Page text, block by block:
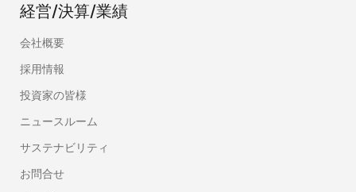
経営/決算/業績
会社概要
採用情報
投資家の皆様
ニュースルーム
サステナビリティ
お問合せ